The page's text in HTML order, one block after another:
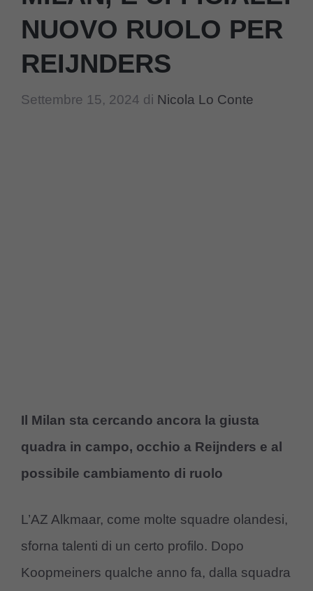
NUOVO RUOLO PER
REIJNDERS
Settembre 15, 2024 di Nicola Lo Conte
Il Milan sta cercando ancora la giusta
quadra in campo, occhio a Reijnders e al
possibile cambiamento di ruolo
L’AZ Alkmaar, come molte squadre olandesi,
sforna talenti di un certo profilo. Dopo
Koopmeiners qualche anno fa, dalla squadra